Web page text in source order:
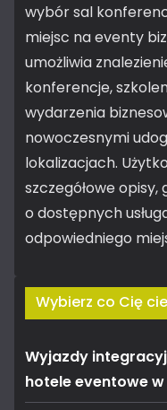
wybór sal
miejsc na eventy
umożliwia
konferencje,
wydarzenia
nowoczesnymi
lokalizacjach.
szczegółowe
o dostępnych
odpowiedniego
Wybierz co Cię
Wyjazdy
hotele eventowe